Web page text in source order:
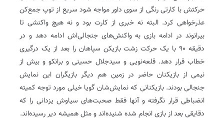
حرکتش با کارتی رنگی از سوی داور مواجه شود سریع از توپ جمع‌کن
عذرخواهی کرد. البته نه خبری از کارت بود و نه هیچ واکنشی تا
بیرانوند در ادامه بازی به واکنش‌های جنجالی‌اش ادامه دهد و در
دقیقه ۹۰ با یک حرکت زشت بازیکن سپاهان را بعد از یک درگیری
خطاب قرار دهد. قلعه‌نویی و سیدجلال حسینی و برانکو و بیش از
نیمی از بازیکنان حاضر در زمین هم دیگر بازیگران این نمایش
جنجالی بودند. بازیکنانی که نمایش‌شان گویا خیلی مورد توجه کمیته
انضباطی قرار نگرفته و آنها فقط صحبت‌های سیاوش یزدانی را که
دقایقی بعد از بازی انجام شده شنیده‌اند و مثل همیشه دیر رسیده‌اند.